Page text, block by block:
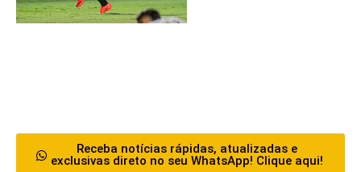
Receba notícias rápidas, atualizadas e
exclusivas direto no seu WhatsApp! Clique aqui!